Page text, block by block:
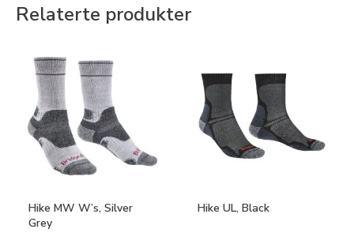
Relaterte produkter
Hike MW W’s, Silver
Grey
Hike UL, Black